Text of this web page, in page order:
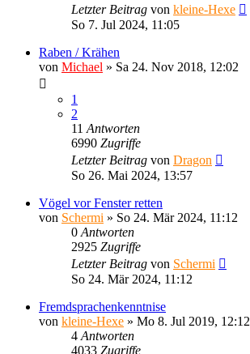
Letzter Beitrag von kleine-Hexe
So 7. Jul 2024, 11:05
Raben / Krähen
von Michael » Sa 24. Nov 2018, 12:02
1
2
11 Antworten
6990 Zugriffe
Letzter Beitrag von Dragon
So 26. Mai 2024, 13:57
Vögel vor Fenster retten
von Schermi » So 24. Mär 2024, 11:12
0 Antworten
2925 Zugriffe
Letzter Beitrag von Schermi
So 24. Mär 2024, 11:12
Fremdsprachenkenntnise
von kleine-Hexe » Mo 8. Jul 2019, 12:12
4 Antworten
4033 Zugriffe